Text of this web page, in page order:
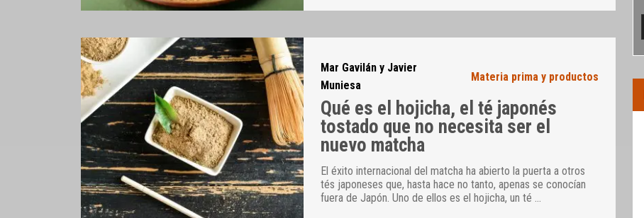
Mar Gavilán y Javier
Muniesa
Materia prima y productos
Qué es el hojicha, el té japonés
tostado que no necesita ser el
nuevo matcha
El éxito internacional del matcha ha abierto la puerta a otros
tés japoneses que, hasta hace no tanto, apenas se conocían
fuera de Japón. Uno de ellos es el hojicha, un té …